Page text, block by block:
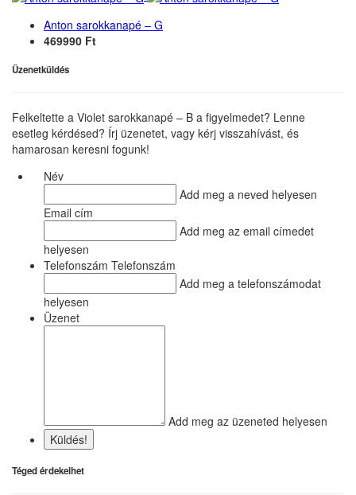
Anton sarokkanapé – G
469990 Ft
Üzenetküldés
Felkeltette a Violet sarokkanapé – B a figyelmedet? Lenne
esetleg kérdésed? Írj üzenetet, vagy kérj visszahívást, és
hamarosan keresni fogunk!
Név
Add meg a neved helyesen
Email cím
Add meg az email címedet
helyesen
Telefonszám Telefonszám
Add meg a telefonszámodat
helyesen
Üzenet
Add meg az üzeneted helyesen
Küldés!
Téged érdekelhet